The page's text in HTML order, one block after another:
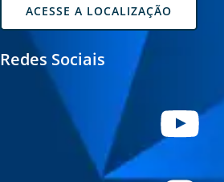
ACESSE A LOCALIZAÇÃO
Redes Sociais